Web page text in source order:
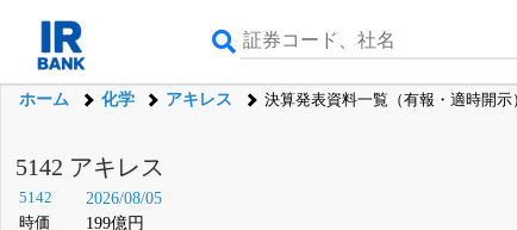
ホーム 化学 アキレス 決算発表資料一覧（有報・適時開示
5142 アキレス
5142 2026/08/05
時価 199億円